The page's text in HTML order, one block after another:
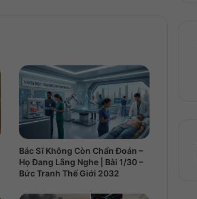
Bác Sĩ Không Còn Chẩn Đoán –
Họ Đang Lắng Nghe | Bài 1/30 –
Bức Tranh Thế Giới 2032